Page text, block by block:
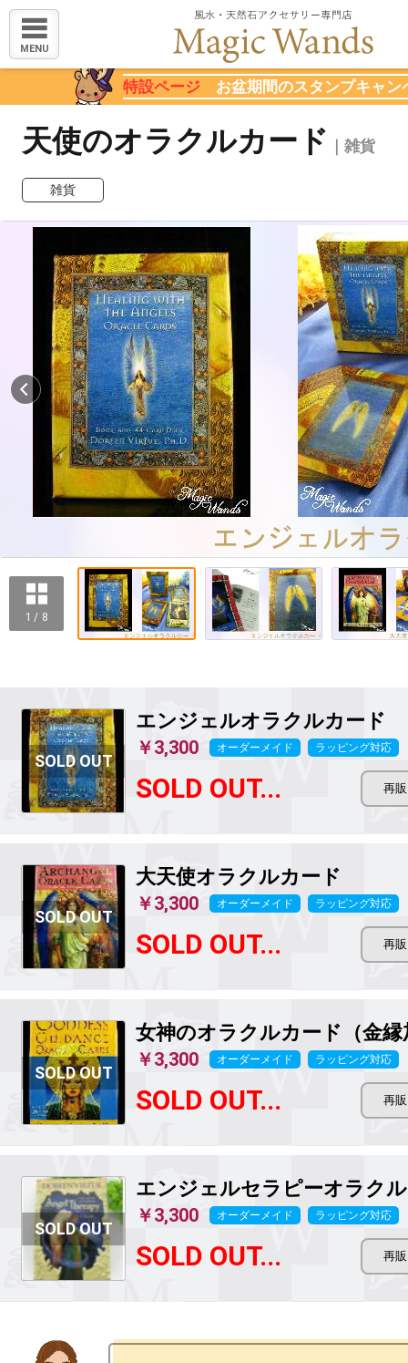
MENU
特設ページ お盆期間のスタンプキャン
天使のオラクルカード ｜雑貨
雑貨
1 / 8
エンジェルオラクルカード
￥3,300 オーダーメイド ラッピング対応
SOLD OUT...
大天使オラクルカード
￥3,300 オーダーメイド ラッピング対応
SOLD OUT...
女神のオラクルカード（金縁
￥3,300 オーダーメイド ラッピング対応
SOLD OUT...
エンジェルセラピーオラク
￥3,300 オーダーメイド ラッピング対応
SOLD OUT...